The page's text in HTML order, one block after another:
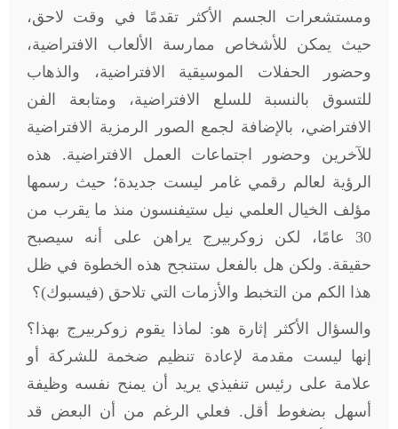
ومستشعرات الجسم الأكثر تقدمًا في وقت لاحق،
حيث يمكن للأشخاص ممارسة الألعاب الافتراضية،
وحضور الحفلات الموسيقية الافتراضية، والذهاب
للتسوق بالنسبة للسلع الافتراضية، ومتابعة الفن
الافتراضي، بالإضافة لجمع الصور الرمزية الافتراضية
للآخرين وحضور اجتماعات العمل الافتراضية. هذه
الرؤية لعالم رقمي غامر ليست جديدة؛ حيث رسمها
مؤلف الخيال العلمي نيل ستيفنسون منذ ما يقرب من
30 عامًا، لكن زوكربيرج يراهن على أنه سيصبح
حقيقة. ولكن هل بالفعل ستنجح هذه الخطوة في ظل
هذا الكم من التخبط والأزمات التي تلاحق (فيسبوك)؟
والسؤال الأكثر إثارة هو: لماذا يقوم زوكربيرج بهذا؟
إنها ليست مقدمة لإعادة تنظيم ضخمة للشركة أو
علامة على رئيس تنفيذي يريد أن يمنح نفسه وظيفة
أسهل بضغوط أقل. فعلي الرغم من أن البعض قد